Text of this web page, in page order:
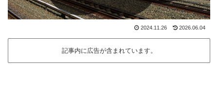
2024.11.26 2026.06.04
記事内に広告が含まれています。